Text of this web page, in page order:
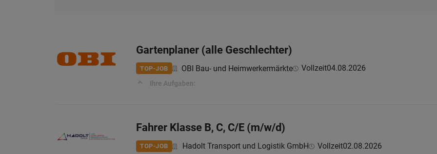
Gartenplaner (alle Geschlechter)
TOP-JOB OBI Bau- und Heimwerkermärkte Vollzeit04.08.2026
Ihre Aufgaben:
Fahrer Klasse B, C, C/E (m/w/d)
TOP-JOB Hadolt Transport und Logistik GmbH Vollzeit02.08.2026